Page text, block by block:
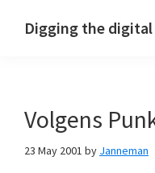
Digging the digital
Volgens
23 May 2001 by Janneman